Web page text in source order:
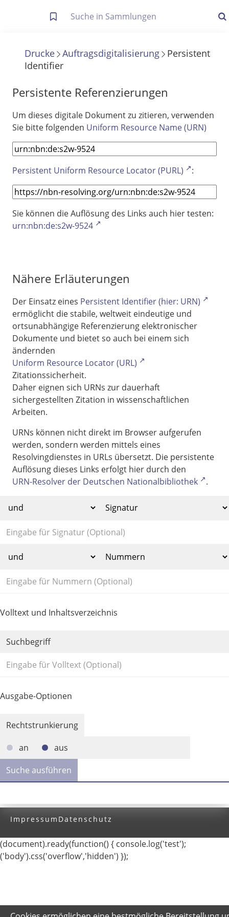
Letzte Trefferliste
Die letzte Trefferliste besteht aus Ihrer letzten Suche, samt
Anzeigen
Zuletzt gesucht
Noch keine Suchworte
Info zu Suchanfragen
Volltext und Inhaltsverzeichnis
Suchbegriff
Ausgabe-Optionen
Rechtstrunkierung
an
aus
Drucke Auftragsdigitalisierung
Persistent
Identifier
Persistente Referenzierungen
Um dieses digitale Dokument zu zitieren, verwenden
Sie bitte folgenden Uniform Resource Name (URN)
Persistent Uniform Resource Locator (PURL) :
Sie können die Auflösung des Links auch hier testen:
urn:nbn:de:s2w-9524
Nähere Erläuterungen
Der Einsatz eines Persistent Identifier (hier: URN)
ermöglicht die stabile, weltweit eindeutige und
ortsunabhängige Referenzierung elektronischer
Dokumente und bietet so auch bei einem sich
ändernden
Uniform Resource Locator (URL)
Zitationssicherheit.
Daher eignen sich URNs zur dauerhaft
sichergestellten Zitation in wissenschaftlichen
Arbeiten.
URNs können nicht direkt im Browser aufgerufen
werden, sondern werden mittels eines
Resolvingdienstes in URLs übersetzt. Die persistente
Auflösung dieses Links erfolgt hier durch den
URN-Resolver der Deutschen Nationalbibliothek
.
Impressum Datenschutz
(document).ready(function() { console.log('test');
('body').css('overflow','hidden') });